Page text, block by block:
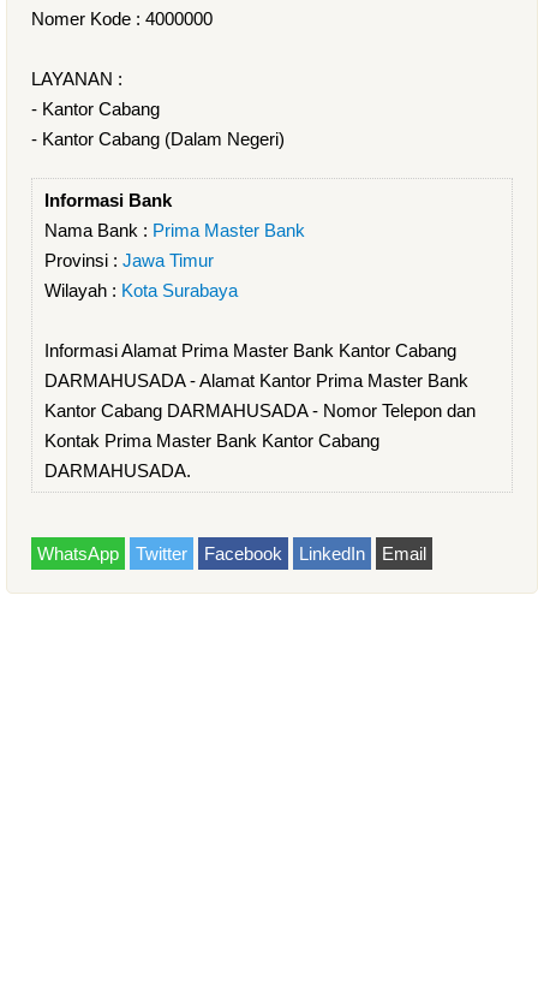
Nomer Kode : 4000000
LAYANAN :
- Kantor Cabang
- Kantor Cabang (Dalam Negeri)
Informasi Bank
Nama Bank : Prima Master Bank
Provinsi : Jawa Timur
Wilayah : Kota Surabaya
Informasi Alamat Prima Master Bank Kantor Cabang
DARMAHUSADA - Alamat Kantor Prima Master Bank
Kantor Cabang DARMAHUSADA - Nomor Telepon dan
Kontak Prima Master Bank Kantor Cabang
DARMAHUSADA.
WhatsApp Twitter Facebook LinkedIn Email